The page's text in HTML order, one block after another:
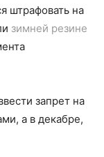
штрафовать на
зимней резине
запрет на
а в декабре,